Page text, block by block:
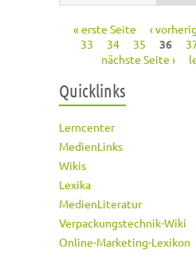
Seiten
« erste Seite ‹
33
34 35 36
nächste Seite ›
Quicklinks
Lerncenter
MedienLinks
Wikis
Lexika
MedienLiteratur
Verpackungstechnik-Wiki
Online-Marketing-Lexikon